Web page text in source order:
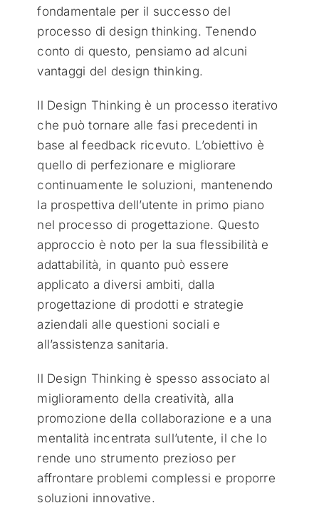
fondamentale per il successo del
processo di design thinking. Tenendo
conto di questo, pensiamo ad alcuni
vantaggi del design thinking.
Il Design Thinking è un processo iterativo
che può tornare alle fasi precedenti in
base al feedback ricevuto. L’obiettivo è
quello di perfezionare e migliorare
continuamente le soluzioni, mantenendo
la prospettiva dell’utente in primo piano
nel processo di progettazione. Questo
approccio è noto per la sua flessibilità e
adattabilità, in quanto può essere
applicato a diversi ambiti, dalla
progettazione di prodotti e strategie
aziendali alle questioni sociali e
all’assistenza sanitaria.
Il Design Thinking è spesso associato al
miglioramento della creatività, alla
promozione della collaborazione e a una
mentalità incentrata sull’utente, il che lo
rende uno strumento prezioso per
affrontare problemi complessi e proporre
soluzioni innovative.